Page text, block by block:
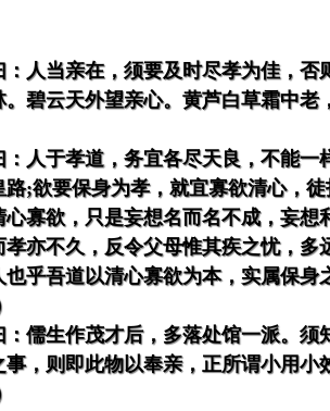
：人当亲在，须要及时尽孝为佳，
碧云天外望亲心。黄芦白草霜中老
：人于孝道，务宜各尽天良，不能
路;欲要保身为孝，就宜寡欲清心，
心寡欲，只是妄想名而名不成，妄
孝亦不久，反令父母惟其疾之忧，
乎吾道以清心寡欲为本，实属保身
：儒生作茂才后，多落处馆一派。
，则即此物以奉亲，正所谓小用小